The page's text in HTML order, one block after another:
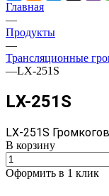
Главная
—
Продукты
—
Трансляционные
—LX-251S
LX-251S
LX-251S
В корзину
Оформить в 1 клик